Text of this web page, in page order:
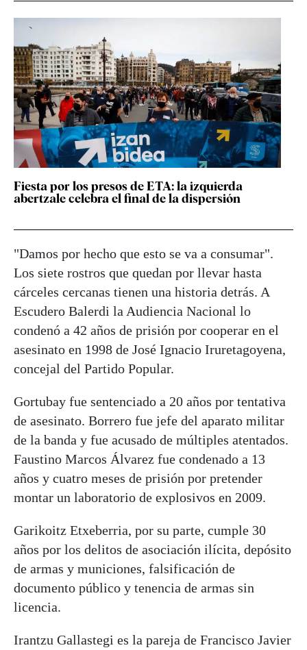
Fiesta por los presos de ETA: la izquierda
abertzale celebra el final de la dispersión
"Damos por hecho que esto se va a consumar".
Los siete rostros que quedan por llevar hasta
cárceles cercanas tienen una historia detrás. A
Escudero Balerdi la Audiencia Nacional lo
condenó a 42 años de prisión por cooperar en el
asesinato en 1998 de José Ignacio Iruretagoyena,
concejal del Partido Popular.
Gortubay fue sentenciado a 20 años por tentativa
de asesinato. Borrero fue jefe del aparato militar
de la banda y fue acusado de múltiples atentados.
Faustino Marcos Álvarez fue condenado a 13
años y cuatro meses de prisión por pretender
montar un laboratorio de explosivos en 2009.
Garikoitz Etxeberria, por su parte, cumple 30
años por los delitos de asociación ilícita, depósito
de armas y municiones, falsificación de
documento público y tenencia de armas sin
licencia.
Irantzu Gallastegi es la pareja de Francisco Javier